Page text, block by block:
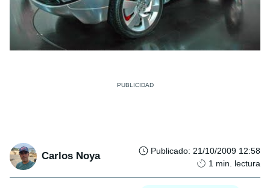
Carlos Noya Publicado: 21/10/2009 12:58
1 min. lectura